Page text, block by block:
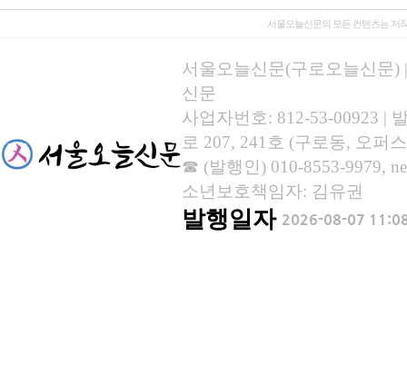
서울오늘신문의 모든 컨텐츠는 저
서울오늘신문(구로오늘신문)
신문
사업자번호: 812-53-00923 |
로 207, 241호 (구로동, 오퍼
☎ (발행인) 010-8553-9979,
소년보호책임자: 김유권
발행일자